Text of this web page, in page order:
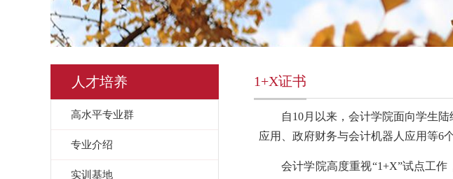
人才培养
高水平专业群
专业介绍
实训基地
1+X证书
自10月以来，会计学院面向学生
应用、政府财务与会计机器人应用等6
会计学院高度重视“1+X”试点工